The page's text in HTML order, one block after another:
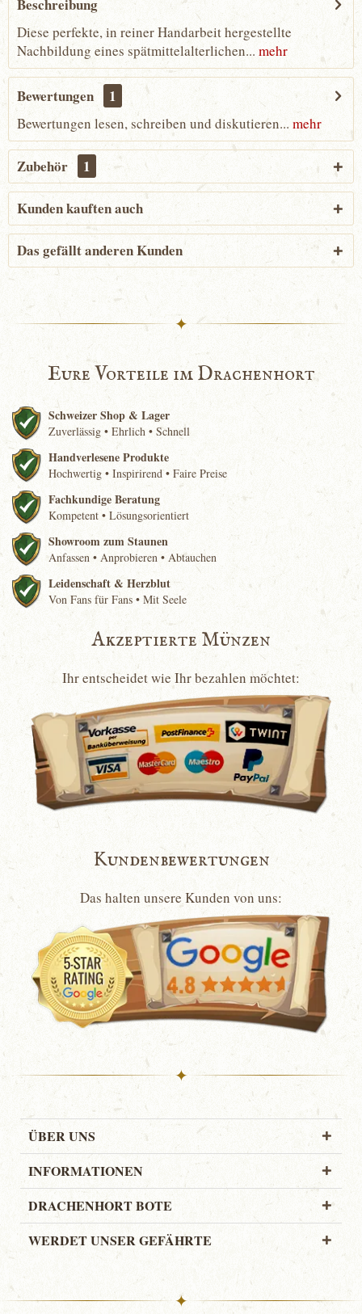
Beschreibung
Diese perfekte, in reiner Handarbeit hergestellte
Nachbildung eines spätmittelalterlichen... mehr
Bewertungen 1
Bewertungen lesen, schreiben und diskutieren... mehr
Zubehör 1
Kunden kauften auch
Das gefällt anderen Kunden
✦
Eure Vorteile im Drachenhort
Schweizer Shop & Lager
Zuverlässig • Ehrlich • Schnell
Handverlesene Produkte
Hochwertig • Inspirirend • Faire Preise
Fachkundige Beratung
Kompetent • Lösungsorientiert
Showroom zum Staunen
Anfassen • Anprobieren • Abtauchen
Leidenschaft & Herzblut
Von Fans für Fans • Mit Seele
Akzeptierte Münzen
Ihr entscheidet wie Ihr bezahlen möchtet:
Kundenbewertungen
Das halten unsere Kunden von uns:
✦
ÜBER UNS
INFORMATIONEN
DRACHENHORT BOTE
WERDET UNSER GEFÄHRTE
✦